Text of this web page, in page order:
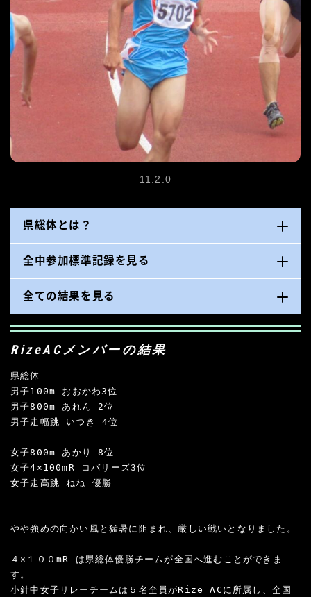
11.2.0
県総体とは？
全中参加標準記録を見る
全ての結果を見る
RizeACメンバーの結果
県総体
男子100m おおかわ3位
男子800m あれん 2位
男子走幅跳 いつき 4位
女子800m あかり 8位
女子4×100mR コバリーズ3位
女子走高跳 ねね 優勝
やや強めの向かい風と猛暑に阻まれ、厳しい戦いとなりました。
４×１００mR は県総体優勝チームが全国へ進むことができま
す。
小針中女子リレーチームは５名全員がRize ACに所属し、全国